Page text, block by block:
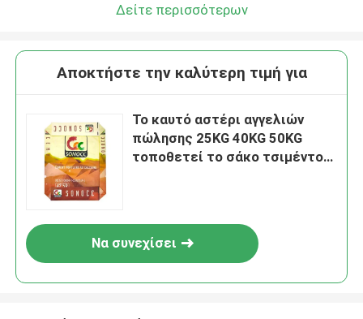
Δείτε περισσότερων
Αποκτήστε την καλύτερη τιμή για
Το καυτό αστέρι αγγελιών
πώλησης 25KG 40KG 50KG
τοποθετεί το σάκο τσιμέντου
Να συνεχίσει